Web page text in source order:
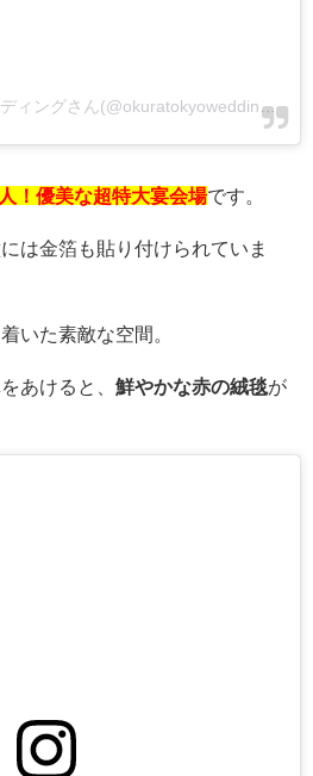
ホテルオークラ東京 ウエディングさん(@okuratokyowedding)がシェアした投稿
！優美な超特大宴会場です。
は金箔も貼り付けられていま
いた素敵な空間。
あけると、 鮮やかな赤の絨毯が